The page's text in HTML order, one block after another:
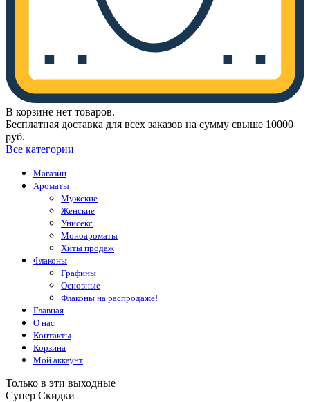
В корзине нет товаров.
Бесплатная доставка для всех заказов на сумму свыше 10000
руб.
Все категории
Магазин
Ароматы
Мужские
Женские
Унисекс
Моноароматы
Хиты продаж
Флаконы
Графины
Основные
Флаконы на распродаже!
Главная
О нас
Контакты
Корзина
Мой аккаунт
Только в эти выходные
Супер Скидки